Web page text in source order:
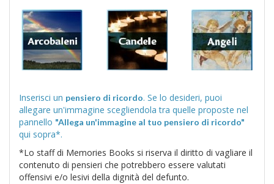
Inserisci un pensiero di ricordo. Se lo desideri, puoi
allegare un'immagine scegliendola tra quelle proposte nel
pannello "Allega un'immagine al tuo pensiero di ricordo"
qui sopra*.
*Lo staff di Memories Books si riserva il diritto di vagliare il
contenuto di pensieri che potrebbero essere valutati
offensivi e/o lesivi della dignità del defunto.